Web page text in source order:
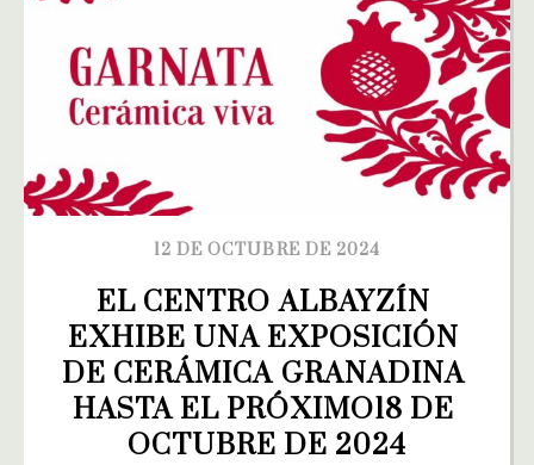
12 DE OCTUBRE DE 2024
EL CENTRO ALBAYZÍN
EXHIBE UNA EXPOSICIÓN
DE CERÁMICA GRANADINA
HASTA EL PRÓXIMO18 DE
OCTUBRE DE 2024